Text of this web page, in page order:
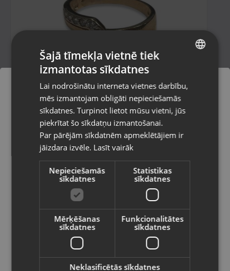
Zelta gredzens
Kuldīga, Liepājas iela 9
Stāvoklis Restaurēts (Garantija 24 mēneši)
236.00€
€ /mēn.
Zelta gredzens ar briljantu
Pasūtījumi tiks piegādāti uz
izvēlēto valsti
Vietnes saturs būs attēlots izvēlētajā
valodā
Valsts
Latviešu / Latvian
RUSSIAN
Šajā tīmekļa vietnē tiek
izmantotas sīkdatnes
Lai nodrošinātu interneta vietnes darbību,
mēs izmantojam obligāti nepieciešamās
sīkdatnes. Turpinot lietot mūsu vietni, jūs
piekrītat šo sīkdatņu izmantošanai.
Par pārējām sīkdatnēm apmeklētājiem ir
jāizdara izvēle. Lasīt vairāk
Nepieciešamās
sīkdatnes
Statistikas
sīkdatnes
Mērķēšanas
sīkdatnes
Funkcionalitātes
sīkdatnes
Neklasificētās sīkdatnes